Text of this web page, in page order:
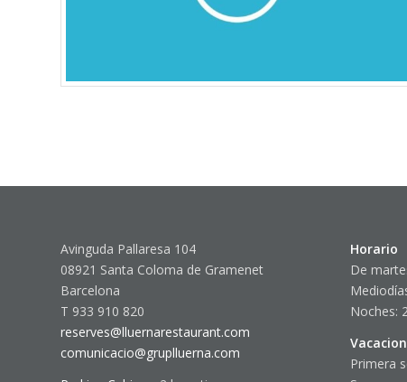
Avinguda Pallaresa 104
08921 Santa Coloma de Gramenet
Barcelona
T 933 910 820
reserves@lluernarestaurant.com
comunicacio@gruplluerna.com
Horario
De
Noches:
Primera